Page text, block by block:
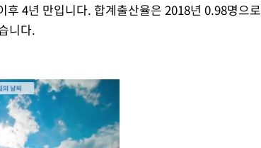
4년 만입니다. 합계출산율은 2018년 0.98명으로
니다.